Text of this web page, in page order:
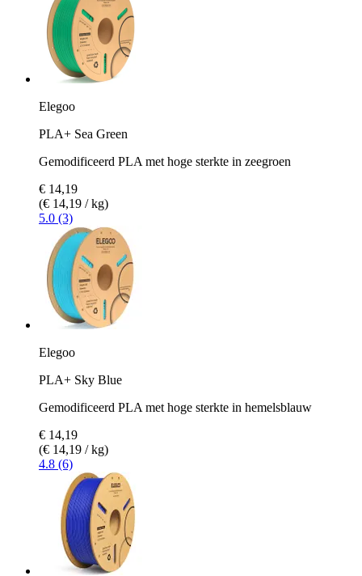
Elegoo
PLA+ Sea Green
Gemodificeerd PLA met hoge sterkte in zeegroen
€ 14,19
(€ 14,19 / kg)
5.0 (3)
Elegoo
PLA+ Sky Blue
Gemodificeerd PLA met hoge sterkte in hemelsblauw
€ 14,19
(€ 14,19 / kg)
4.8 (6)